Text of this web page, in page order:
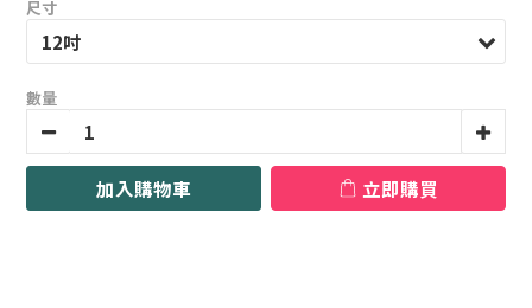
尺寸
數量
加入購物車 立即購買